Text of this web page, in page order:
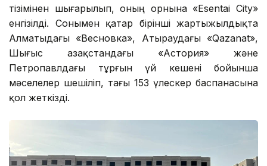
тізімінен шығарылып, оның орнына «Esentai City»
енгізілді. Сонымен қатар бірінші жартыжылдықта
Алматыдағы «Весновка», Атыраудағы «Qazanat»,
Шығыс Қазақстандағы «Астория» және
Петропавлдағы тұрғын үй кешені бойынша
мәселелер шешіліп, тағы 153 үлескер баспанасына
қол жеткізді.